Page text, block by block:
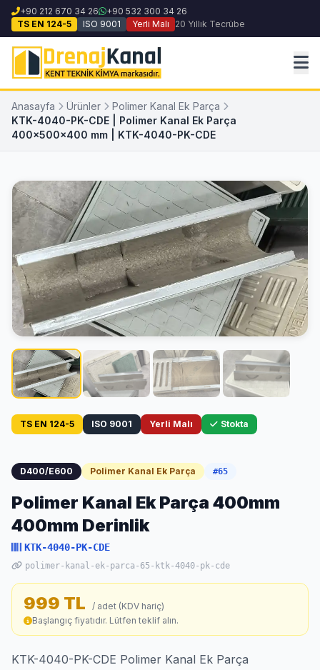
+90 212 670 34 26
+90 532 300 34 26
TS EN 124-5
ISO 9001 Yerli Malı 20 Yıllık Tecrübe
Anasayfa Ürünler
Polimer Kanal Ek Parça
KTK-4040-PK-CDE | Polimer Kanal Ek Parça
400x500x400 mm | KTK-4040-PK-CDE
TS EN 124-5 ISO 9001 Yerli Malı Stokta
D400/E600 Polimer Kanal Ek Parça #65
Polimer Kanal Ek Parça 400mm
400mm Derinlik
KTK-4040-PK-CDE
polimer-kanal-ek-parca-65-ktk-4040-pk-cde
999 TL
/ adet (KDV hariç)
Başlangıç fiyatıdır. Lütfen teklif alın.
KTK-4040-PK-CDE Polimer Kanal Ek Parça